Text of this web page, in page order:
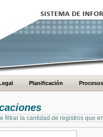
Planificación Procesos
filtrar la cantidad de registros que